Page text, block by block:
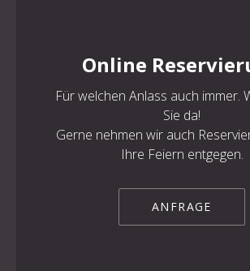
Online
Für welchen Anlass auch immer.
Sie da!
Gerne nehmen wir auch
Ihre Feiern entgegen.
ANFRAGE